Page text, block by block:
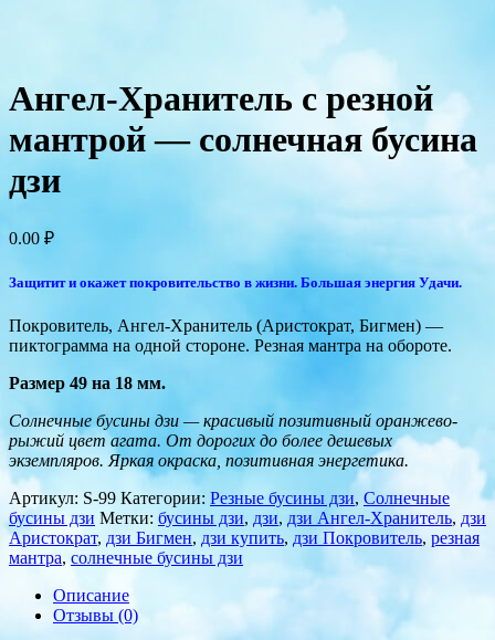
Ангел-Хранитель с резной
мантрой — солнечная бусина
дзи
0.00 ₽
Защитит и окажет покровительство в жизни. Большая энергия Удачи.
Покровитель, Ангел-Хранитель (Аристократ, Бигмен) —
пиктограмма на одной стороне. Резная мантра на обороте.
Размер 49 на 18 мм.
Солнечные бусины дзи — красивый позитивный оранжево-
рыжий цвет агата. От дорогих до более дешевых
экземпляров. Яркая окраска, позитивная энергетика.
Артикул: S-99 Категории: Резные бусины дзи, Солнечные
бусины дзи Метки: бусины дзи, дзи, дзи Ангел-Хранитель, дзи
Аристократ, дзи Бигмен, дзи купить, дзи Покровитель, резная
мантра, солнечные бусины дзи
Описание
Отзывы (0)